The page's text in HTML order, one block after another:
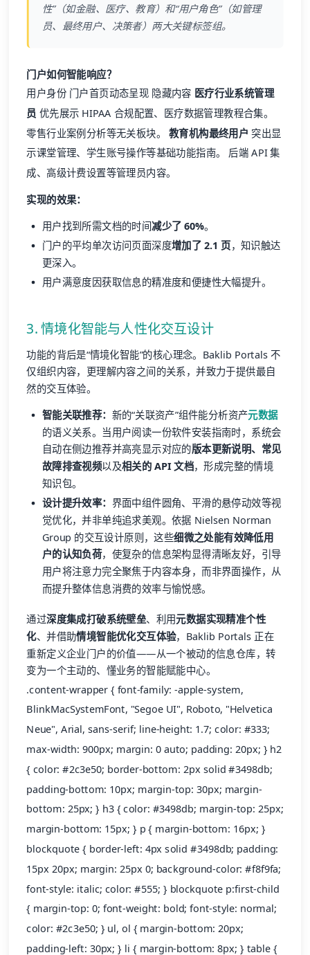
性”（如金融、医疗、教育）和“用户角色”（如管理
员、最终用户、决策者）两大关键标签组。
门户如何智能响应？
用户身份 门户首页动态呈现 隐藏内容 医疗行业系统管理
员 优先展示 HIPAA 合规配置、医疗数据管理教程合集。
零售行业案例分析等无关板块。教育机构最终用户 突出显
示课堂管理、学生账号操作等基础功能指南。 后端 API 集
成、高级计费设置等管理员内容。
实现的效果：
用户找到所需文档的时间减少了 60%。
门户的平均单次访问页面深度增加了 2.1 页，知识触达
更深入。
用户满意度因获取信息的精准度和便捷性大幅提升。
3. 情境化智能与人性化交互设计
功能的背后是“情境化智能”的核心理念。Baklib Portals 不
仅组织内容，更理解内容之间的关系，并致力于提供最自
然的交互体验。
智能关联推荐： 新的“关联资产”组件能分析资产元数据
的语义关系。当用户阅读一份软件安装指南时，系统会
自动在侧边推荐并高亮显示对应的版本更新说明、常见
故障排查视频以及相关的 API 文档，形成完整的情境
知识包。
设计提升效率： 界面中组件圆角、平滑的悬停动效等视
觉优化，并非单纯追求美观。依据 Nielsen Norman
Group 的交互设计原则，这些细微之处能有效降低用
户的认知负荷，使复杂的信息架构显得清晰友好，引导
用户将注意力完全聚焦于内容本身，而非界面操作，从
而提升整体信息消费的效率与愉悦感。
通过深度集成打破系统壁垒、利用元数据实现精准个性
化、并借助情境智能优化交互体验，Baklib Portals 正在
重新定义企业门户的价值——从一个被动的信息仓库，转
变为一个主动的、懂业务的智能赋能中心。
.content-wrapper { font-family: -apple-system,
BlinkMacSystemFont, "Segoe UI", Roboto, "Helvetica
Neue", Arial, sans-serif; line-height: 1.7; color: #333;
max-width: 900px; margin: 0 auto; padding: 20px; } h2
{ color: #2c3e50; border-bottom: 2px solid #3498db;
padding-bottom: 10px; margin-top: 30px; margin-
bottom: 25px; } h3 { color: #3498db; margin-top: 25px;
margin-bottom: 15px; } p { margin-bottom: 16px; }
blockquote { border-left: 4px solid #3498db; padding:
15px 20px; margin: 25px 0; background-color: #f8f9fa;
font-style: italic; color: #555; } blockquote p:first-child
{ margin-top: 0; font-weight: bold; font-style: normal;
color: #2c3e50; } ul, ol { margin-bottom: 20px;
padding-left: 30px; } li { margin-bottom: 8px; } table {